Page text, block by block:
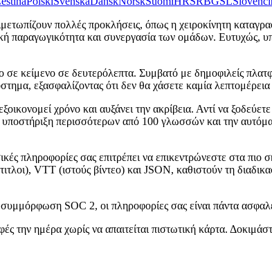
πολλές προκλήσεις, όπως η χειροκίνητη
παραγωγικότητα και συνεργασία των ομάδων. Ευτυχώς,
σε κείμενο σε δευτερόλεπτα. Συμβατό με δημοφιλείς
εξασφαλίζοντας ότι δεν θα χάσετε καμία λεπτομέρεια
χρόνο και αυξάνει την ακρίβεια. Αντί να
περισσότερων από 100 γλωσσών και την
πληροφορίες σας επιτρέπει να επικεντρώνεστε στα
VTT (ιστούς βίντεο) και JSON, καθιστούν τη
SOC 2, οι πληροφορίες σας είναι πάντα
ημέρα χωρίς να απαιτείται πιστωτική κάρτα.